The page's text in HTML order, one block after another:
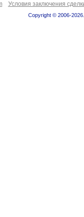
Условия заключения
Copyright © 2006-